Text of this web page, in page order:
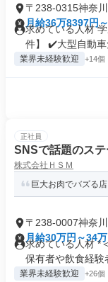
〒238-0315神奈
月給36万8397円
求めている人材
件】 ✔️大型自動車
業界未経験歓迎 +14個
正社員
SNSで話題のス
株式会社ＨＳＭ
巨大お肉でバズる
〒238-0007神奈
月給30万円～34
求めている人材 *
保有者や飲食経験
業界未経験歓迎 +26個